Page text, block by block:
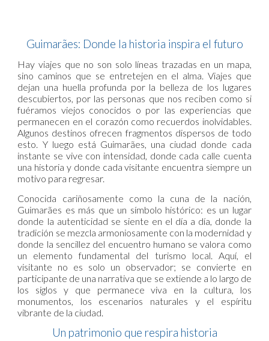
Guimarães: Donde la historia inspira el futuro
Hay viajes que no son solo líneas trazadas en un mapa,
sino caminos que se entretejen en el alma. Viajes que
dejan una huella profunda por la belleza de los lugares
descubiertos, por las personas que nos reciben como si
fuéramos viejos conocidos o por las experiencias que
permanecen en el corazón como recuerdos inolvidables.
Algunos destinos ofrecen fragmentos dispersos de todo
esto. Y luego está Guimarães, una ciudad donde cada
instante se vive con intensidad, donde cada calle cuenta
una historia y donde cada visitante encuentra siempre un
motivo para regresar.
Conocida cariñosamente como la cuna de la nación,
Guimarães es más que un símbolo histórico: es un lugar
donde la autenticidad se siente en el día a día, donde la
tradición se mezcla armoniosamente con la modernidad y
donde la sencillez del encuentro humano se valora como
un elemento fundamental del turismo local. Aquí, el
visitante no es solo un observador; se convierte en
participante de una narrativa que se extiende a lo largo de
los siglos y que permanece viva en la cultura, los
monumentos, los escenarios naturales y el espíritu
vibrante de la ciudad.
Un patrimonio que respira historia